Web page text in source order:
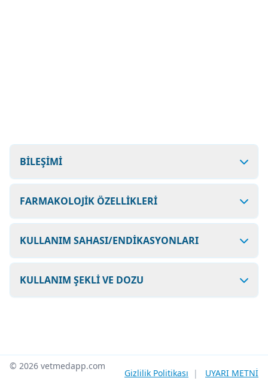
BİLEŞİMİ
FARMAKOLOJİK ÖZELLİKLERİ
KULLANIM SAHASI/ENDİKASYONLARI
KULLANIM ŞEKLİ VE DOZU
© 2026 vetmedapp.com
Gizlilik Politikası | UYARI METNİ